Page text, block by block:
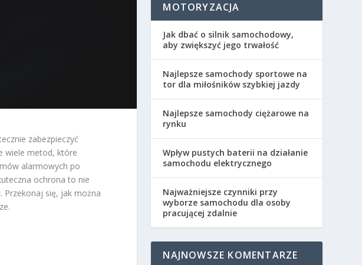
zabezpieczyć
wiele metod, które
alarmowych po
ochrona to nie
Przekonaj się, jak można
MOTORYZACJA
Jak dbać o silnik samochodowy,
aby zwiększyć jego trwałość
Najlepsze samochody sportowe na
tor dla miłośników szybkiej jazdy
Najlepsze samochody ciężarowe na
rynku
Wpływ pustych baterii na działanie
samochodu elektrycznego
Najważniejsze czynniki przy
wyborze samochodu dla osoby
pracującej zdalnie
NAJNOWSZE KOMENTARZE